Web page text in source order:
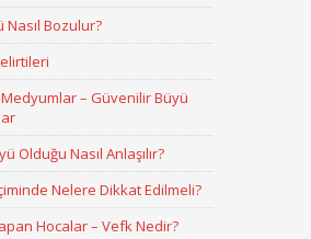
Nasıl Bozulur?
– Güvenilir Büyü
Olduğu Nasıl Anlaşılır?
Nelere Dikkat Edilmeli?
Hocalar – Vefk Nedir?